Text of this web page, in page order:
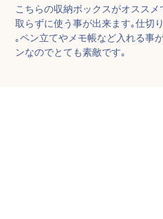
こちらの収納ボックスがオスス
取らずに使う事が出来ます｡仕切
｡ペン立てやメモ帳など入れる事
ンなのでとても素敵です｡